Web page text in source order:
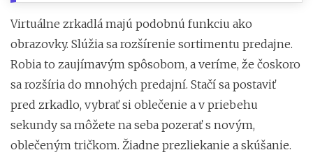
Virtuálne zrkadlá majú podobnú funkciu ako
obrazovky. Slúžia sa rozšírenie sortimentu predajne.
Robia to zaujímavým spôsobom, a veríme, že čoskoro
sa rozšíria do mnohých predajní. Stačí sa postaviť
pred zrkadlo, vybrať si oblečenie a v priebehu
sekundy sa môžete na seba pozerať s novým,
oblečeným tričkom. Žiadne prezliekanie a skúšanie.